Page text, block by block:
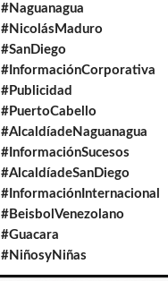
#Naguanagua
#NicolásMaduro
#SanDiego
#InformaciónCorporativa
#Publicidad
#PuertoCabello
#AlcaldíadeNaguanagua
#InformaciónSucesos
#AlcaldíadeSanDiego
#InformaciónInternacional
#BeisbolVenezolano
#Guacara
#NiñosyNiñas